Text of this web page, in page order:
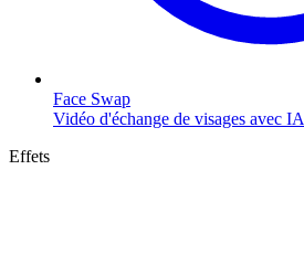
Face Swap
Vidéo d'échange de visages avec IA
Effets